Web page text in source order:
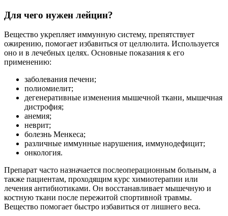
Для чего нужен лейцин?
Вещество укрепляет иммунную систему, препятствует
ожирению, помогает избавиться от целлюлита. Используется
оно и в лечебных целях. Основные показания к его
применению:
заболевания печени;
полиомиелит;
дегенеративные изменения мышечной ткани, мышечная
дистрофия;
анемия;
неврит;
болезнь Менкеса;
различные иммунные нарушения, иммунодефицит;
онкология.
Препарат часто назначается послеоперационным больным, а
также пациентам, проходящим курс химиотерапии или
лечения антибиотиками. Он восстанавливает мышечную и
костную ткани после пережитой спортивной травмы.
Вещество помогает быстро избавиться от лишнего веса.